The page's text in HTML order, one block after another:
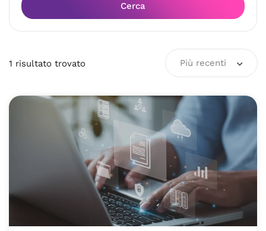
Cerca
1 risultato trovato Più recenti